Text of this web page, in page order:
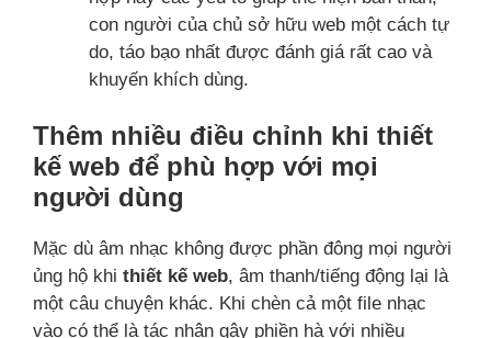
con người của chủ sở hữu web một cách tự
do, táo bạo nhất được đánh giá rất cao và
khuyến khích dùng.
Thêm nhiều điều chỉnh khi thiết
kế web để phù hợp với mọi
người dùng
Mặc dù âm nhạc không được phần đông mọi người
ủng hộ khi thiết kế web, âm thanh/tiếng động lại là
một câu chuyện khác. Khi chèn cả một file nhạc
vào có thể là tác nhân gây phiền hà với nhiều